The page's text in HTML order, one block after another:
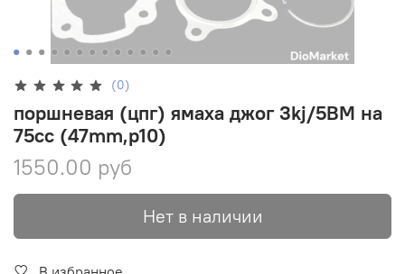
(0)
поршневая (цпг) ямаха джог 3kj/5BM на
75cc (47mm,p10)
1550.00 руб
Нет в наличии